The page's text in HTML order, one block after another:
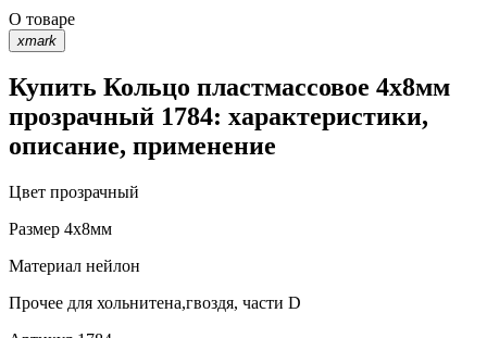
О товаре
xmark
Купить Кольцо пластмассовое 4х8мм
прозрачный 1784: характеристики,
описание, применение
Цвет прозрачный
Размер 4х8мм
Материал нейлон
Прочее для хольнитена,гвоздя, части D